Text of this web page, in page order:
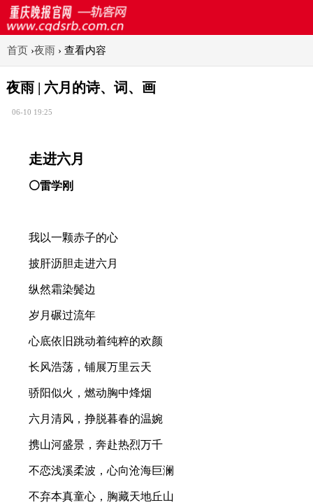
首页 ›夜雨 › 查看内容
夜雨 | 六月的诗、词、画
06-10 19:25
走进六月
⚪雷学刚
我以一颗赤子的心
披肝沥胆走进六月
纵然霜染鬓边
岁月碾过流年
心底依旧跳动着纯粹的欢颜
长风浩荡，铺展万里云天
骄阳似火，燃动胸中烽烟
六月清风，挣脱暮春的温婉
携山河盛景，奔赴热烈万千
不恋浅溪柔波，心向沧海巨澜
不弃本真童心，胸藏天地丘山